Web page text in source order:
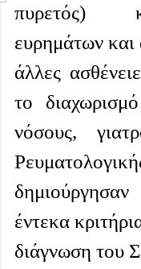
πυρετός)
ευρημάτων και
άλλες
το
νόσους,
έντεκα
διάγνωση του